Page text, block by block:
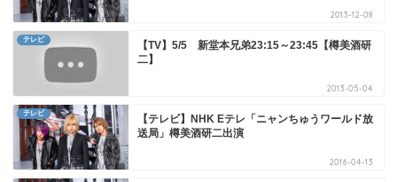
2013-12-08
テレビ
【TV】5/5 新堂本兄弟23:15～23:45【樽美酒研
二】
2013-05-04
テレビ
【テレビ】NHK Eテレ「ニャンちゅうワールド放
送局」樽美酒研二出演
2016-04-13